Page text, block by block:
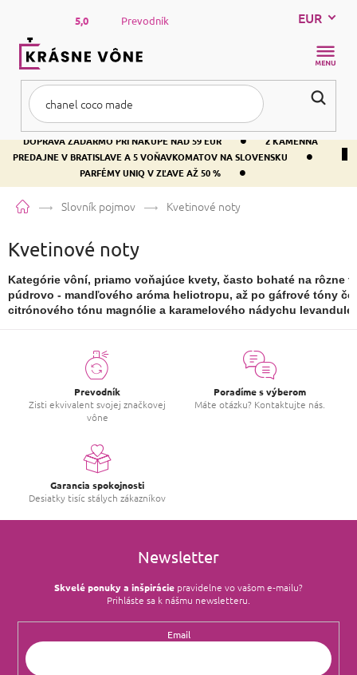
obsah
DOPRAVA ZADARMO PRI NÁKUPE NAD 59 EUR •
2 KAMENNÁ
PREDAJNE V BRATISLAVE A 5 VOŇAVKOMATOV NA SLOVENSKU
•
PARFÉMY UNIQ V ZĽAVE AŽ 50 % •
5,0 Prevodník EUR
DomovSlovník pojmov Kvetinové noty
Kvetinové noty
Kategórie vôní, priamo voňajúce kvety, často bohaté na
púdrovo - mandľového aróma heliotropu, až po gáfrové tóny
citrónového tónu magnólie a karamelového nádychu levandule.
Prevodník
Zisti ekvivalent svojej značkovej
vône
Poradíme s výberom
Máte otázku? Kontaktujte nás.
Garancia spokojnosti
Desiatky tisíc stálych zákazníkov
Newsletter
Skvelé ponuky a inšpirácie pravidelne vo vašom e‑mailu?
Prihláste sa k nášmu newsletteru.
Email